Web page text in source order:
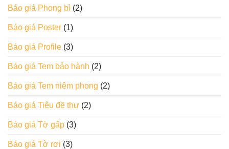
Báo giá Phong bì (2)
Báo giá Poster (1)
Báo giá Profile (3)
Báo giá Tem bảo hành (2)
Báo giá Tem niêm phong (2)
Báo giá Tiêu đề thư (2)
Báo giá Tờ gấp (3)
Báo giá Tờ rơi (3)